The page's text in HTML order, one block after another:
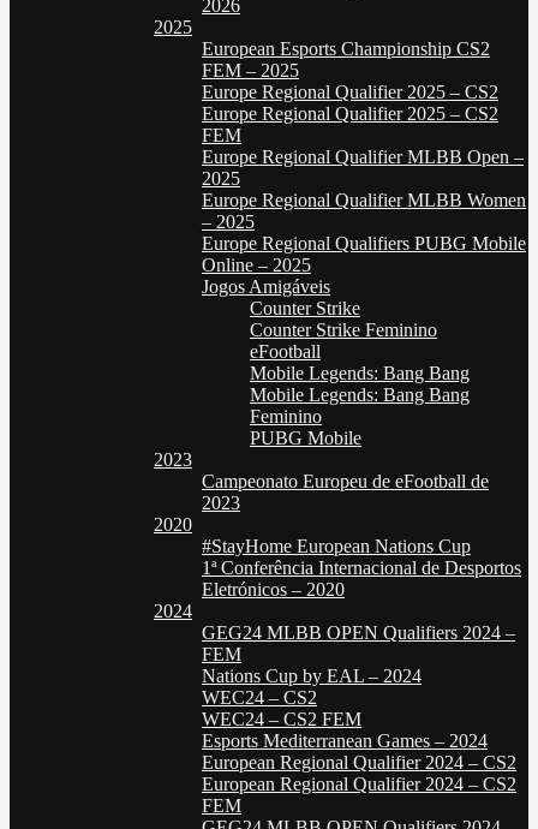
2026
2025
European Esports Championship CS2
FEM – 2025
Europe Regional Qualifier 2025 – CS2
Europe Regional Qualifier 2025 – CS2
FEM
Europe Regional Qualifier MLBB Open –
2025
Europe Regional Qualifier MLBB Women
– 2025
Europe Regional Qualifiers PUBG Mobile
Online – 2025
Jogos Amigáveis
Counter Strike
Counter Strike Feminino
eFootball
Mobile Legends: Bang Bang
Mobile Legends: Bang Bang
Feminino
PUBG Mobile
2023
Campeonato Europeu de eFootball de
2023
2020
#StayHome European Nations Cup
1ª Conferência Internacional de Desportos
Eletrónicos – 2020
2024
GEG24 MLBB OPEN Qualifiers 2024 –
FEM
Nations Cup by EAL – 2024
WEC24 – CS2
WEC24 – CS2 FEM
Esports Mediterranean Games – 2024
European Regional Qualifier 2024 – CS2
European Regional Qualifier 2024 – CS2
FEM